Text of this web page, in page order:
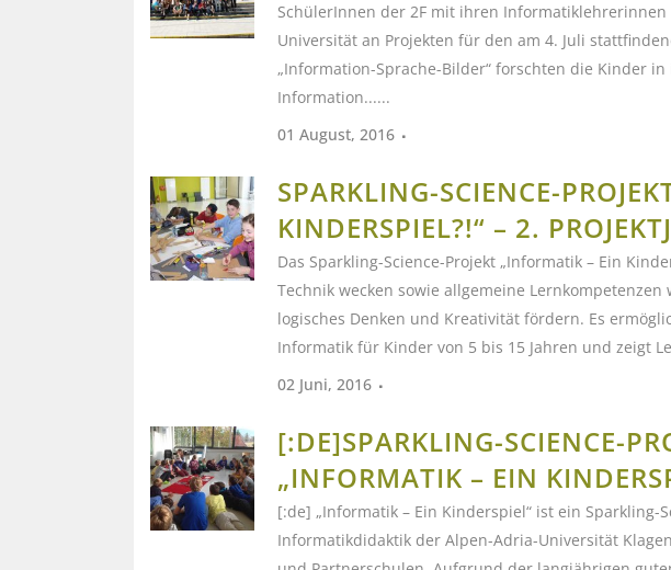
SchülerInnen der 2F mit ihren
Universität an Projekten für den am 4. Juli
„Information-Sprache-Bilder“ forschten die Kinder
Information......
01 August, 2016
SPARKLING-SCIENCE-
KINDERSPIEL?!“ – 2.
Das Sparkling-Science-Projekt „Informatik – Ein
Technik wecken sowie allgemeine
logisches Denken und Kreativität fördern. Es
Informatik für Kinder von 5 bis 15 Jahren und zeigt
02 Juni, 2016
[:DE]SPARKLING-SCIENCE-
„INFORMATIK – EIN
[:de] „Informatik – Ein Kinderspiel“ ist ein Sparkling-
Informatikdidaktik der Alpen-Adria-Universität